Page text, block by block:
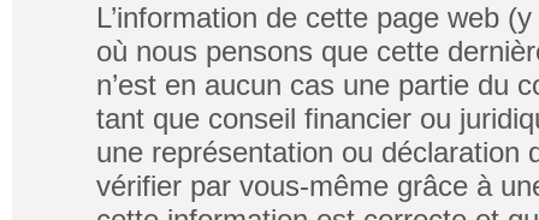
L’information de cette page web
où nous pensons que cette
n’est en aucun cas une partie du
tant que conseil financier ou
une représentation ou
vérifier par vous-même grâce à